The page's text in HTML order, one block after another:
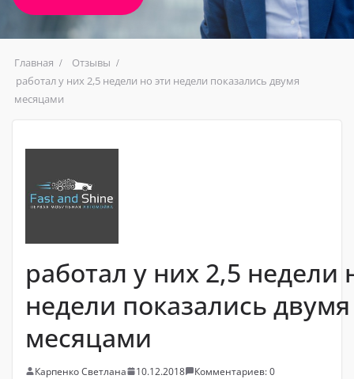
Главная
Отзывы
работал у них 2,5 недели но эти недели показались двумя
месяцами
работал у них 2,5 недели
недели показались двумя
месяцами
Карпенко Светлана 10.12.2018 Комментариев: 0